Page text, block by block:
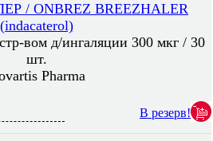
/ ONBREZ BREEZHALER
(indacaterol)
вом д/ингаляции 300 мкг / 30
шт.
Pharma
В резерв!